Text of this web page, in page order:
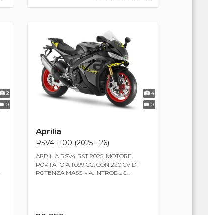
2
0
4
0
Aprilia
RSV4 1100 (2025 - 26)
APRILIA RSV4 RST 2025, MOTORE
PORTATO A 1.099 CC, CON 220 CV DI
POTENZA MASSIMA. INTRODUC...